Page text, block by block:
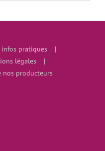
infos pratiques
légales
nos producteurs